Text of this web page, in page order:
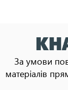
За умови
матеріалів